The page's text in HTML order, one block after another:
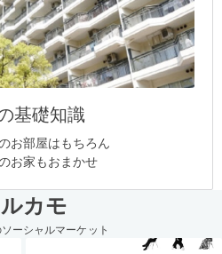
基礎知識
お部屋はもちろん
お家もおまかせ
カモ
ーシャルマーケット